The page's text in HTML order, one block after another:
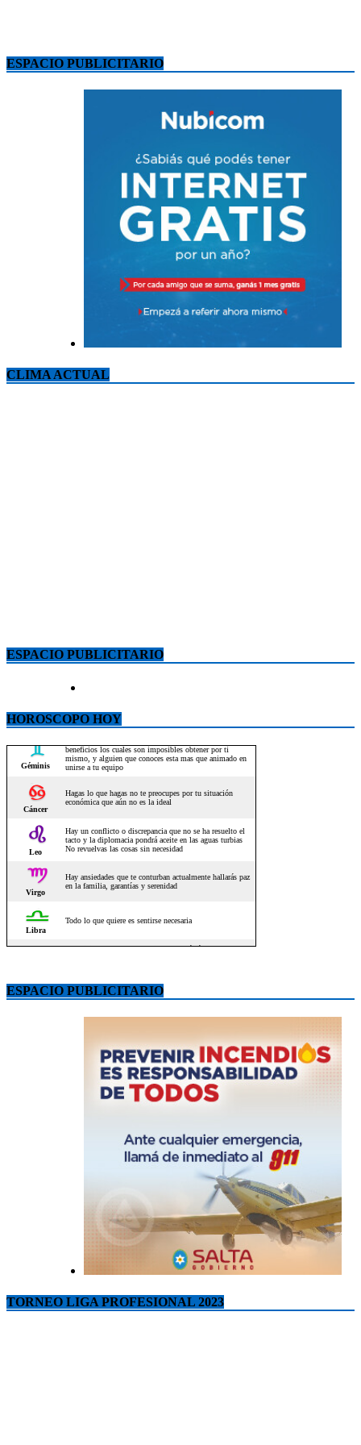
ESPACIO PUBLICITARIO
CLIMA ACTUAL
ESPACIO PUBLICITARIO
HOROSCOPO HOY
ESPACIO PUBLICITARIO
TORNEO LIGA PROFESIONAL 2023